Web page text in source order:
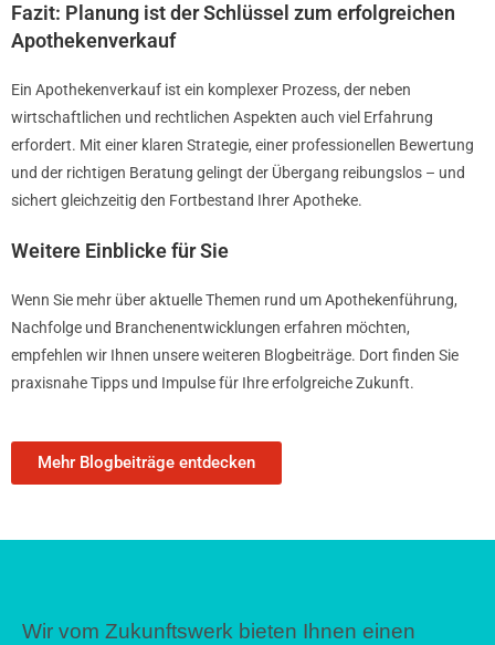
Fazit: Planung ist der Schlüssel zum erfolgreichen
Apothekenverkauf
Ein Apothekenverkauf ist ein komplexer Prozess, der neben
wirtschaftlichen und rechtlichen Aspekten auch viel Erfahrung
erfordert. Mit einer klaren Strategie, einer professionellen Bewertung
und der richtigen Beratung gelingt der Übergang reibungslos – und
sichert gleichzeitig den Fortbestand Ihrer Apotheke.
Weitere Einblicke für Sie
Wenn Sie mehr über aktuelle Themen rund um Apothekenführung,
Nachfolge und Branchenentwicklungen erfahren möchten,
empfehlen wir Ihnen unsere weiteren Blogbeiträge. Dort finden Sie
praxisnahe Tipps und Impulse für Ihre erfolgreiche Zukunft.
Mehr Blogbeiträge entdecken
Wir vom Zukunftswerk bieten Ihnen einen